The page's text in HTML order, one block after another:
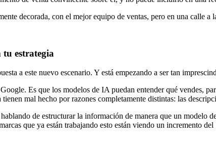
decorada, con el mejor equipo de ventas, pero en una calle a
tu estrategia
a este nuevo escenario. Y está empezando a ser tan
Es que los modelos de IA puedan entender qué vendes,
mal hecho por razones completamente distintas: las
de estructurar la información de manera que un modelo
que ya están trabajando esto están viendo un incremento